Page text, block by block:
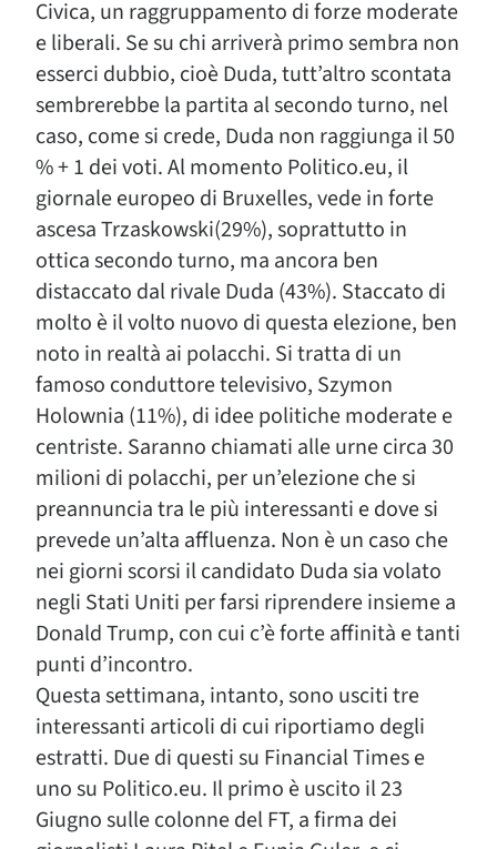
Civica, un raggruppamento di forze moderate
e liberali. Se su chi arriverà primo sembra non
esserci dubbio, cioè Duda, tutt’altro scontata
sembrerebbe la partita al secondo turno, nel
caso, come si crede, Duda non raggiunga il 50
% + 1 dei voti. Al momento Politico.eu, il
giornale europeo di Bruxelles, vede in forte
ascesa Trzaskowski(29%), soprattutto in
ottica secondo turno, ma ancora ben
distaccato dal rivale Duda (43%). Staccato di
molto è il volto nuovo di questa elezione, ben
noto in realtà ai polacchi. Si tratta di un
famoso conduttore televisivo, Szymon
Holownia (11%), di idee politiche moderate e
centriste. Saranno chiamati alle urne circa 30
milioni di polacchi, per un’elezione che si
preannuncia tra le più interessanti e dove si
prevede un’alta affluenza. Non è un caso che
nei giorni scorsi il candidato Duda sia volato
negli Stati Uniti per farsi riprendere insieme a
Donald Trump, con cui c’è forte affinità e tanti
punti d’incontro.
Questa settimana, intanto, sono usciti tre
interessanti articoli di cui riportiamo degli
estratti. Due di questi su Financial Times e
uno su Politico.eu. Il primo è uscito il 23
Giugno sulle colonne del FT, a firma dei